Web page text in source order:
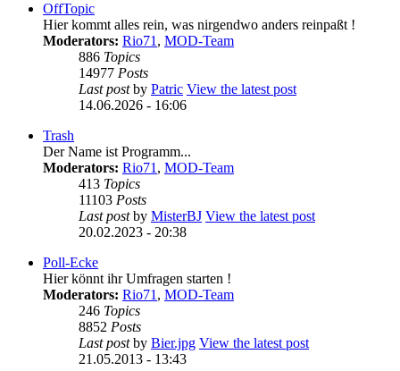
OffTopic
Hier kommt alles rein, was nirgendwo anders reinpaßt !
Moderators: Rio71, MOD-Team
886 Topics
14977 Posts
Last postby Patric View the latest post
14.06.2026 - 16:06
Trash
Der Name ist Programm...
Moderators: Rio71, MOD-Team
413 Topics
11103 Posts
Last postby MisterBJ View the latest post
20.02.2023 - 20:38
Poll-Ecke
Hier könnt ihr Umfragen starten !
Moderators: Rio71, MOD-Team
246 Topics
8852 Posts
Last postby Bier.jpg View the latest post
21.05.2013 - 13:43